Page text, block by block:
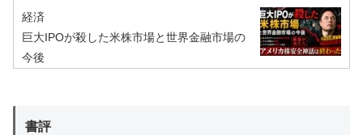
経済
巨大IPOが殺した米株市場と世界金融市場の
今後
書評